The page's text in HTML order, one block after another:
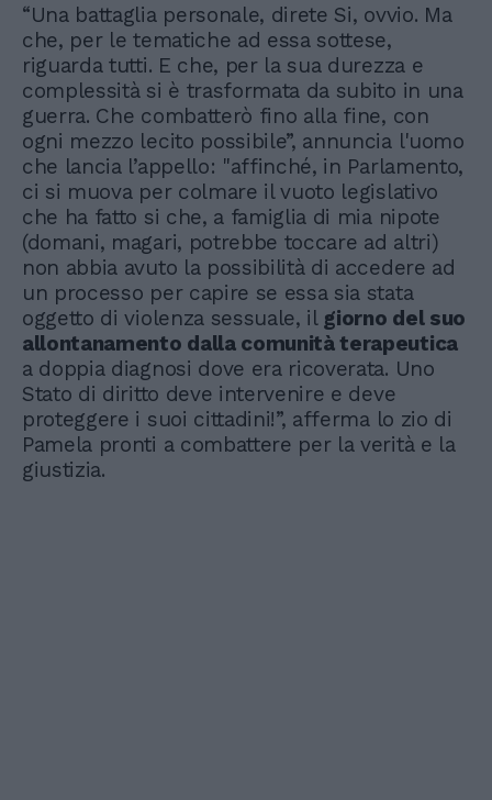
“Una battaglia personale, direte Si, ovvio. Ma
che, per le tematiche ad essa sottese,
riguarda tutti. E che, per la sua durezza e
complessità si è trasformata da subito in una
guerra. Che combatterò fino alla fine, con
ogni mezzo lecito possibile”, annuncia l'uomo
che lancia l’appello: "affinché, in Parlamento,
ci si muova per colmare il vuoto legislativo
che ha fatto si che, a famiglia di mia nipote
(domani, magari, potrebbe toccare ad altri)
non abbia avuto la possibilità di accedere ad
un processo per capire se essa sia stata
oggetto di violenza sessuale, il giorno del suo
allontanamento dalla comunità terapeutica
a doppia diagnosi dove era ricoverata. Uno
Stato di diritto deve intervenire e deve
proteggere i suoi cittadini!”, afferma lo zio di
Pamela pronti a combattere per la verità e la
giustizia.